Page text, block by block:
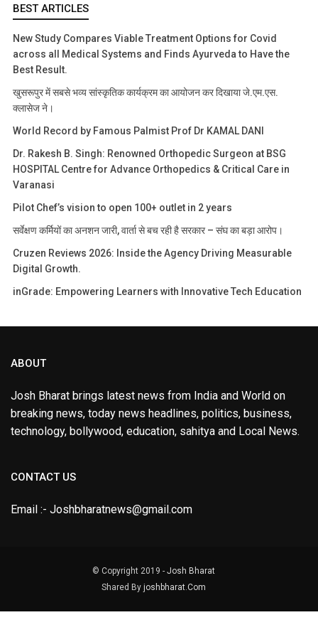
BEST ARTICLES
New Study Compares Viable Treatment Options for Covid
across all Medical Systems and Finds Ayurveda to Have the
Best Result.
खुसरूपुर में सबसे भव्य सांस्कृतिक कार्यक्रम का आयोजन कर दिखाया जे.एम.एस.
क्लासेज ने।
World Record by Famous Palmist Prof Dr KAMAL DANI
Dr. Rakesh B. Singh: Renowned Orthopedic Surgeon at BSG
HOSPITAL Centre for Advance Orthopedics & Critical Care in
Varanasi
Pilot Chef’s vision to open 100+ outlet in 2 years
सर्वेक्षण कर्मियों का अनशन जारी, वार्ता से बच रही है सरकार – संघ का बड़ा आरोप।
Cruzen Reviews 2026: Inside the Agency Driving Measurable
Digital Growth.
inGrade: Empowering Learners with Innovative Tech Education
ABOUT
Josh Bharat brings latest news from India and World on
breaking news, today news headlines, politics, business,
technology, bollywood, education, sahitya and Local News.
CONTACT US
Email :- Joshbharatnews@gmail.com
© Copyright 2019 - Josh Bharat
Shared By joshbharat.Com